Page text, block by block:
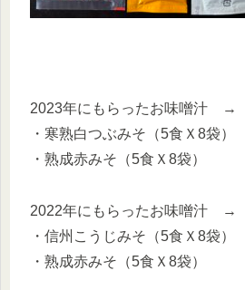
2023年にもらったお味噌汁 →
・寒熟白つぶみそ（5食Ｘ8袋）
・熟成赤みそ（5食Ｘ8袋）
2022年にもらったお味噌汁 →
・信州こうじみそ（5食Ｘ8袋）
・熟成赤みそ（5食Ｘ8袋）